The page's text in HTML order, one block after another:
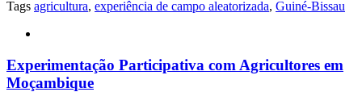
Tags agricultura, experiência de campo aleatorizada, Guiné-Bissau
Experimentação Participativa com Agricultores em
Moçambique